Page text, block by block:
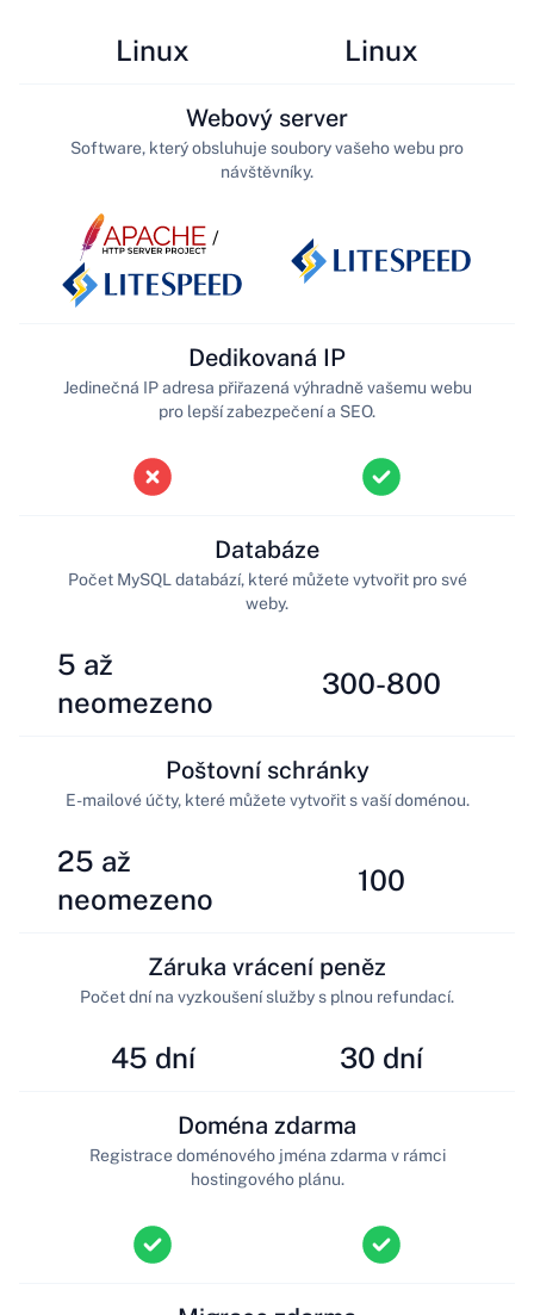
Linux Linux
/
Webový server
Software, který obsluhuje soubory vašeho webu pro
návštěvníky.
Dedikovaná IP
Jedinečná IP adresa přiřazená výhradně vašemu webu
pro lepší zabezpečení a SEO.
5 až
neomezeno
Databáze
Počet MySQL databází, které můžete vytvořit pro své
weby.
300-800
25 až
neomezeno
Poštovní schránky
E-mailové účty, které můžete vytvořit s vaší doménou.
100
45 dní
Záruka vrácení peněz
Počet dní na vyzkoušení služby s plnou refundací.
30 dní
Doména zdarma
Registrace doménového jména zdarma v rámci
hostingového plánu.